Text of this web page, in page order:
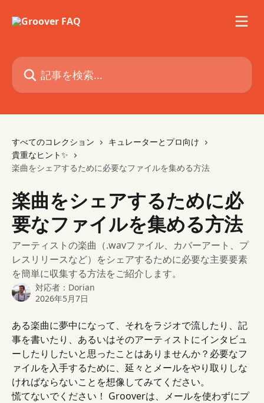
記事を検索...
すべてのコレクション
キュレーターとプロ向け
貴重なヒント✨
楽曲をシェアするために必要なファイルを集める方法
楽曲をシェアするために必
要なファイルを集める方法
アーティストの楽曲（.wavファイル、カバーアート、プ
レスリリースなど）をシェアするために必要な主要要素
を簡単に収集する方法をご紹介します。
対応者： Dorian
2026年5月7日
ある楽曲に夢中になって、それをラジオで流したり、記
事を書いたり、あるいはそのアーティストにインタビュ
ーしたりしたいと思ったことはありませんか？必要なフ
ァイルを入手するために、延々とメールをやり取りしな
ければならないことを想像してみてください。
慌てないでください！ Grooverは、メールを使わずにプ